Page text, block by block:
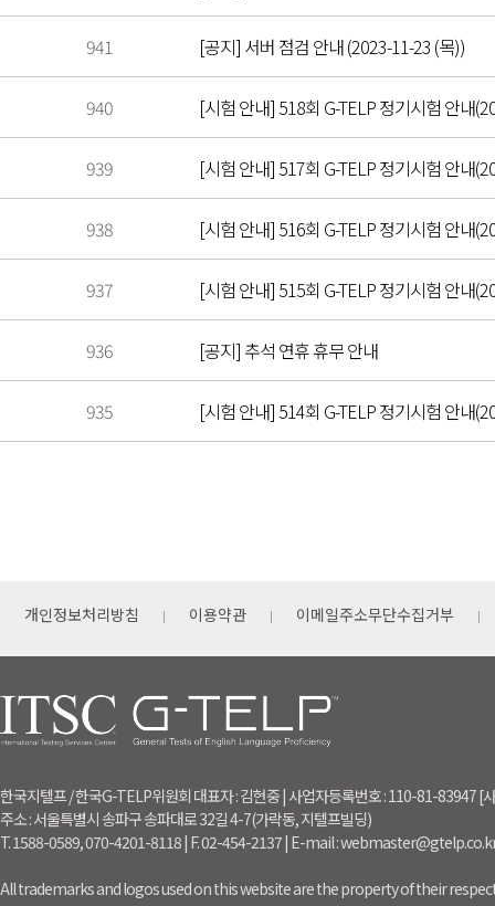
941 [공지] 서버 점검 안내 (2023-11-23 (목))
940 [시험 안내] 518회 G-TELP 정기시험 안내
939 [시험 안내] 517회 G-TELP 정기시험 안내
938 [시험 안내] 516회 G-TELP 정기시험 안내
937 [시험 안내] 515회 G-TELP 정기시험 안내
936 [공지] 추석 연휴 휴무 안내
935 [시험 안내] 514회 G-TELP 정기시험 안내
개인정보처리방침 이용약관 이메일주소무단수집거부
한국지텔프 / 한국G-TELP위원회 대표자 : 김현중 | 사업자등록번호 : 110-81-83947
주소 : 서울특별시 송파구 송파대로 32길 4-7(가락동, 지텔프빌딩)
T. 1588-0589, 070-4201-8118 | F. 02-454-2137 | E-mail :
All trademarks and logos used on this website are the property of their